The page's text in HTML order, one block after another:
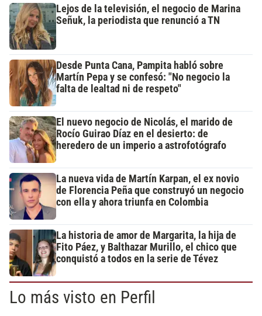
Lejos de la televisión, el negocio de Marina
Señuk, la periodista que renunció a TN
Desde Punta Cana, Pampita habló sobre
Martín Pepa y se confesó: "No negocio la
falta de lealtad ni de respeto"
El nuevo negocio de Nicolás, el marido de
Rocío Guirao Díaz en el desierto: de
heredero de un imperio a astrofotógrafo
La nueva vida de Martín Karpan, el ex novio
de Florencia Peña que construyó un negocio
con ella y ahora triunfa en Colombia
La historia de amor de Margarita, la hija de
Fito Páez, y Balthazar Murillo, el chico que
conquistó a todos en la serie de Tévez
Lo más visto en Perfil